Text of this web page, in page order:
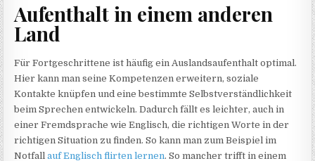
Aufenthalt in einem anderen
Land
Für Fortgeschrittene ist häufig ein Auslandsaufenthalt optimal.
Hier kann man seine Kompetenzen erweitern, soziale
Kontakte knüpfen und eine bestimmte Selbstverständlichkeit
beim Sprechen entwickeln. Dadurch fällt es leichter, auch in
einer Fremdsprache wie Englisch, die richtigen Worte in der
richtigen Situation zu finden. So kann man zum Beispiel im
Notfallauf Englisch flirten lernen. So mancher trifft in einem